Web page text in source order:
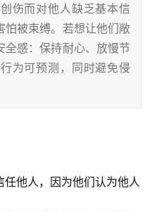
伤而对他人缺乏基本信
怕被束缚。若想让他们敞
全感：保持耐心、放慢节
为可预测，同时避免侵
他人，因为他们认为他人